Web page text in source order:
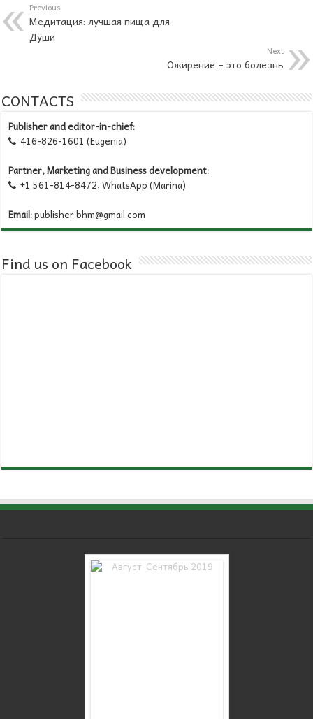
Previous
Медитация: лучшая пища для
Души
Next
Ожирение – это болезнь
CONTACTS
Publisher and editor-in-chief:
 416-826-1601 (Eugenia)
Partner, Marketing and Business development:
 +1 561-814-8472, WhatsApp (Marina)
Email:publisher.bhm@gmail.com
Find us on Facebook